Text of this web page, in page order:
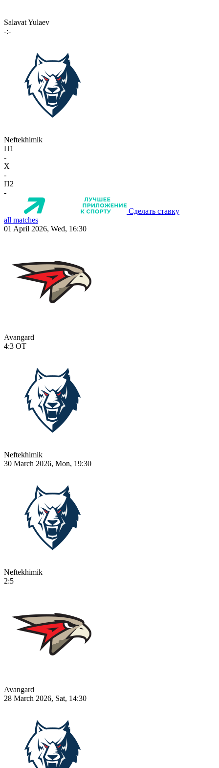
Salavat Yulaev
-:-
Neftekhimik
П1
-
X
-
П2
-
Сделать ставку
all matches
01 April 2026, Wed, 16:30
Avangard
4:3 OT
Neftekhimik
30 March 2026, Mon, 19:30
Neftekhimik
2:5
Avangard
28 March 2026, Sat, 14:30